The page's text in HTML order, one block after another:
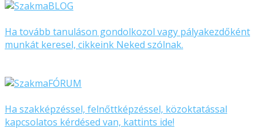
Ha tovább tanuláson gondolkozol vagy pályakezdőként
munkát keresel, cikkeink Neked szólnak.
Ha szakképzéssel, felnőttképzéssel, közoktatással
kapcsolatos kérdésed van, kattints ide!